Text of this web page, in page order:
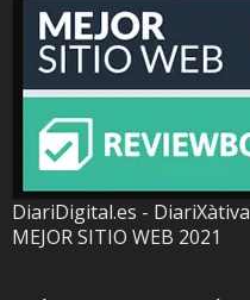
DiariDigital.es - DiariXàtiva
MEJOR SITIO WEB 2021